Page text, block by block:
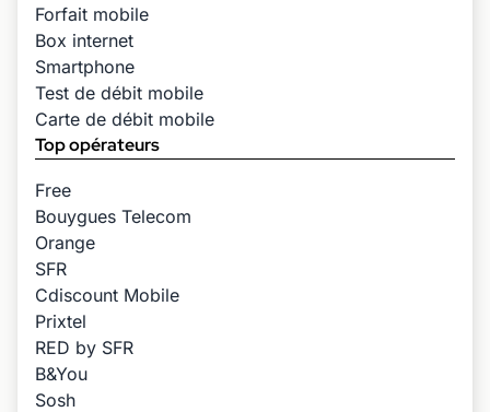
Forfait mobile
Box internet
Smartphone
Test de débit mobile
Carte de débit mobile
Top opérateurs
Free
Bouygues Telecom
Orange
SFR
Cdiscount Mobile
Prixtel
RED by SFR
B&You
Sosh